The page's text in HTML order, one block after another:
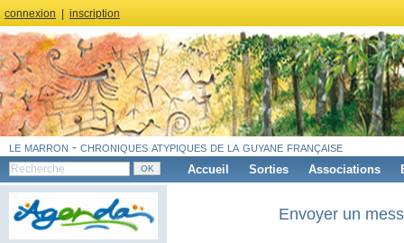
connexion inscription
le marron - chroniques atypiques de la guyane française
Accueil Sorties Associations
Envoyer un